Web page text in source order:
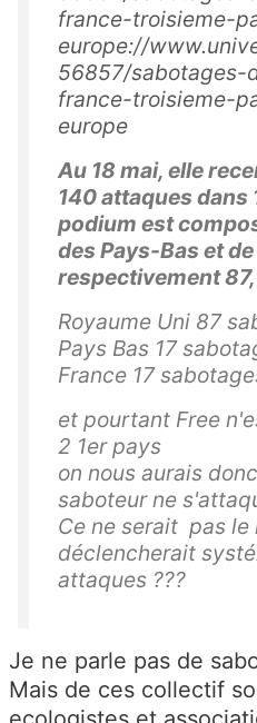
france-troisieme-
europe://
56857/sabotages-
france-troisieme-
europe
Au 18 mai, elle
140 attaques dans
podium est
des Pays-Bas et
respectivement
Royaume Uni 87
Pays Bas 17
France 17
et pourtant Free
2 1er pays
on nous aurais
saboteur ne
Ce ne serait pas le
déclencherait
attaques ???
Je ne parle pas de
Mais de ces collectif